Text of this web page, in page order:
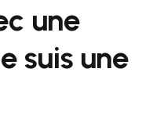
une
suis une